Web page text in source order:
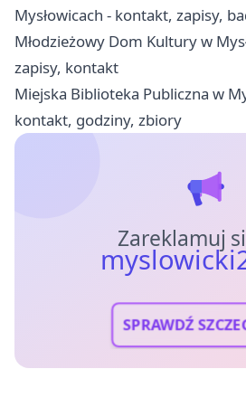
Mysłowicach - kontakt, zapisy,
Młodzieżowy Dom Kultury w
zapisy, kontakt
Miejska Biblioteka Publiczna w
kontakt, godziny, zbiory
Zareklamuj
SPRAWDŹ